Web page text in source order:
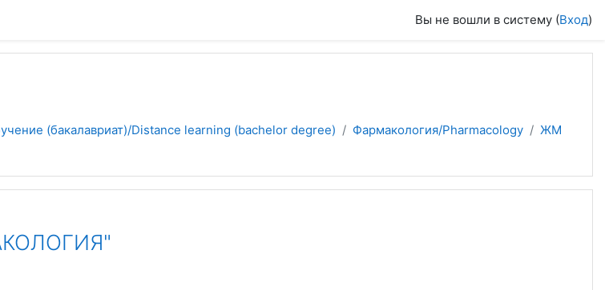
Вы не вошли в систему (Вход)
(бакалавриат)/Distance learning (bachelor degree) Фармакология/Pharmacology
ЖМ